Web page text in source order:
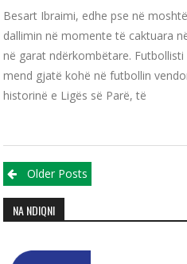
Besart Ibraimi, edhe pse në
dallimin në momente të caktuara
në garat ndërkombëtare.
mend gjatë kohë në futbollin
historinë e Ligës së Parë, të
Posts navigation
Older Posts
NA NDIQNI